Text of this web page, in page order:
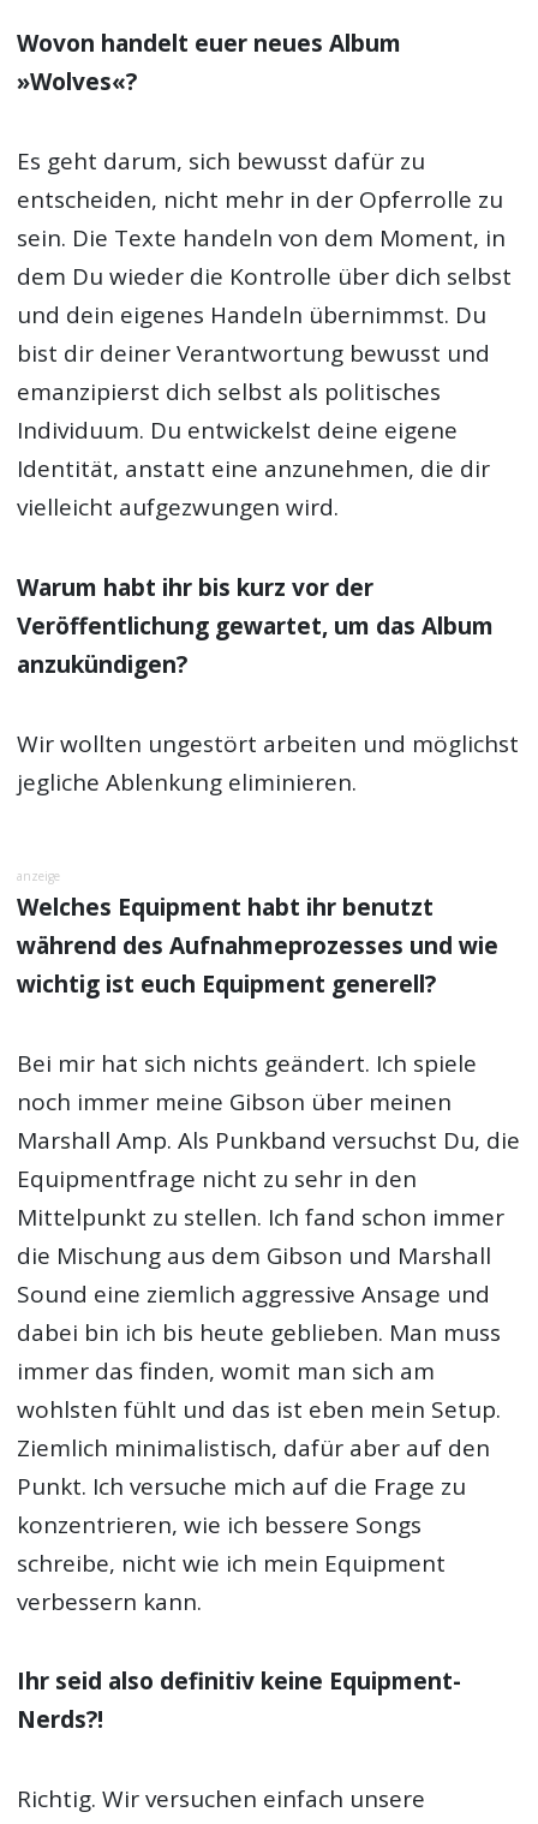
Wovon handelt euer neues Album
»Wolves«?
Es geht darum, sich bewusst dafür zu
entscheiden, nicht mehr in der Opferrolle zu
sein. Die Texte handeln von dem Moment, in
dem Du wieder die Kontrolle über dich selbst
und dein eigenes Handeln übernimmst. Du
bist dir deiner Verantwortung bewusst und
emanzipierst dich selbst als politisches
Individuum. Du entwickelst deine eigene
Identität, anstatt eine anzunehmen, die dir
vielleicht aufgezwungen wird.
Warum habt ihr bis kurz vor der
Veröffentlichung gewartet, um das Album
anzukündigen?
Wir wollten ungestört arbeiten und möglichst
jegliche Ablenkung eliminieren.
anzeige
Welches Equipment habt ihr benutzt
während des Aufnahmeprozesses und wie
wichtig ist euch Equipment generell?
Bei mir hat sich nichts geändert. Ich spiele
noch immer meine Gibson über meinen
Marshall Amp. Als Punkband versuchst Du, die
Equipmentfrage nicht zu sehr in den
Mittelpunkt zu stellen. Ich fand schon immer
die Mischung aus dem Gibson und Marshall
Sound eine ziemlich aggressive Ansage und
dabei bin ich bis heute geblieben. Man muss
wohlsten fühlt und das ist eben mein Setup.
Ziemlich minimalistisch, dafür aber auf den
konzentrieren, wie ich bessere Songs